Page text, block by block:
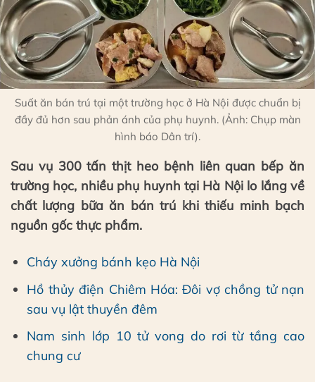
Suất ăn bán trú tại một trường học ở Hà Nội được chuẩn bị
đầy đủ hơn sau phản ánh của phụ huynh. (Ảnh: Chụp màn
hình báo Dân trí).
Sau vụ 300 tấn thịt heo bệnh liên quan bếp ăn
trường học, nhiều phụ huynh tại Hà Nội lo lắng về
chất lượng bữa ăn bán trú khi thiếu minh bạch
nguồn gốc thực phẩm.
Cháy xưởng bánh kẹo Hà Nội
Hồ thủy điện Chiêm Hóa: Đôi vợ chồng tử nạn
sau vụ lật thuyền đêm
Nam sinh lớp 10 tử vong do rơi từ tầng cao
chung cư